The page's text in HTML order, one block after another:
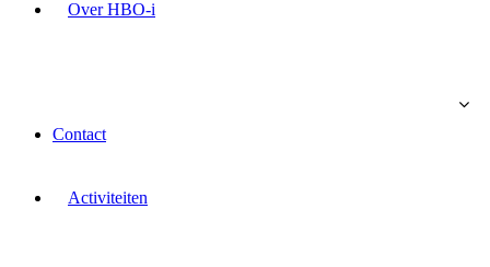
Over HBO-i
Contact
Activiteiten